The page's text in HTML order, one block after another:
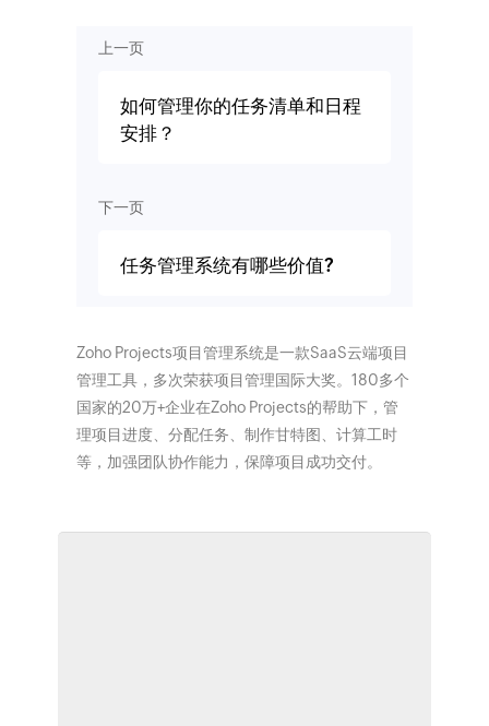
上一页
如何管理你的任务清单和日程
安排？
下一页
任务管理系统有哪些价值?
Zoho Projects项目管理系统是一款SaaS云端项目
管理工具，多次荣获项目管理国际大奖。180多个
国家的20万+企业在Zoho Projects的帮助下，管
理项目进度、分配任务、制作甘特图、计算工时
等，加强团队协作能力，保障项目成功交付。